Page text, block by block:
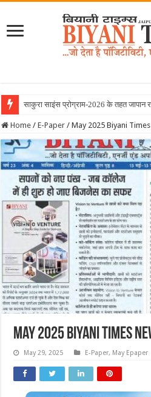
साकुरा साइंस प्रोग्राम-2026 के तहत जापान
Home / E-Paper / May 2025 Biyani
May 2025 Biyani Times
May 29, 2025 E-Paper, May Epaper